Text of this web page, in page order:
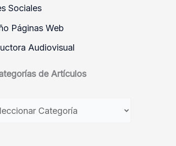
Sociales
Páginas Web
Audiovisual
de Artículos